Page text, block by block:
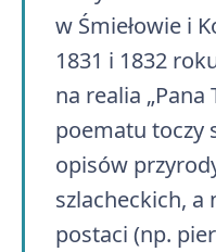
w Śmiełowie i
1831 i 1832
na realia „Pana
poematu toczy
opisów
szlacheckich,
postaci (np.